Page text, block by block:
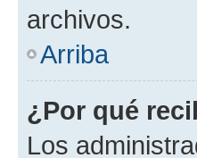
archivos.
Arriba
¿Por qué
Los